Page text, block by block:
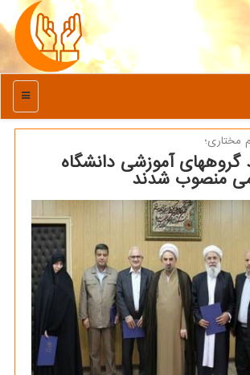
منو
مختاری؛
مدیران جدید گروه‎های آموزشی دانشگاه
منصوب شدند